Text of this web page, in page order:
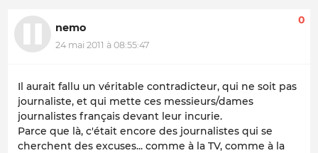
nemo
24 mai 2011 à 08:55:47
0
Il aurait fallu un véritable contradicteur, qui ne soit pas
journaliste, et qui mette ces messieurs/dames
journalistes français devant leur incurie.
Parce que là, c'était encore des journalistes qui se
cherchent des excuses... comme à la TV, comme à la